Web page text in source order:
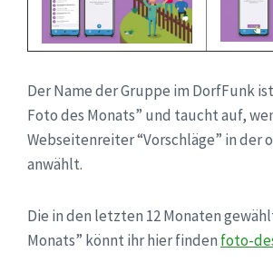
Der Name der Gruppe im DorfFunk
Foto des Monats” und taucht auf,
Webseitenreiter “Vorschläge” in der
anwählt.
Die in den letzten 12 Monaten
Monats” könnt ihr hier finden foto-